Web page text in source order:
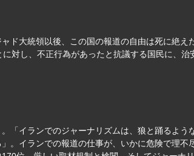
ド大統領以後、この国の報道の自由は死に絶え
対し、不正行為があったと抗議する国民に、
「イランでのジャーナリズムは、狼と踊るよう
。イランでの報道の仕事が、いかに危険で理不